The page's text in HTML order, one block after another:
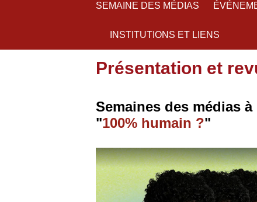
SEMAINE DES MÉDIAS
INSTITUTIONS ET LIENS
Présentation et
Semaines des médias
"100% humain ?"